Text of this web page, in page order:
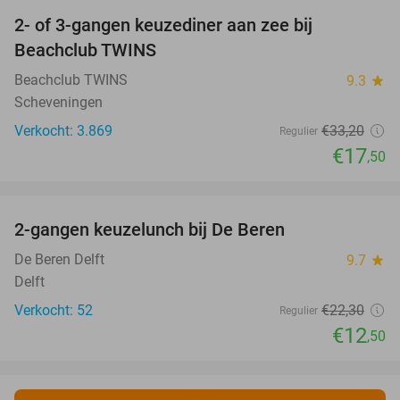
2- of 3-gangen keuzediner aan zee bij
Beachclub TWINS
Beachclub TWINS 9.3 star
Scheveningen
Verkocht: 3.869
Regulier €33,20
€17,50
NEW
TODAY
2-gangen keuzelunch bij De Beren
De Beren Delft 9.7 star
Delft
Verkocht: 52
Regulier €22,30
€12,50